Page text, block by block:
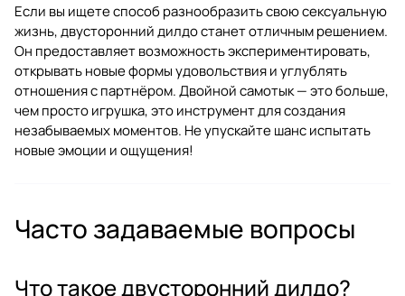
Если вы ищете способ разнообразить свою сексуальную
жизнь, двусторонний дилдо станет отличным решением.
Он предоставляет возможность экспериментировать,
открывать новые формы удовольствия и углублять
отношения с партнёром. Двойной самотык — это больше,
чем просто игрушка, это инструмент для создания
незабываемых моментов. Не упускайте шанс испытать
новые эмоции и ощущения!
Часто задаваемые вопросы
Что такое двусторонний дилдо?